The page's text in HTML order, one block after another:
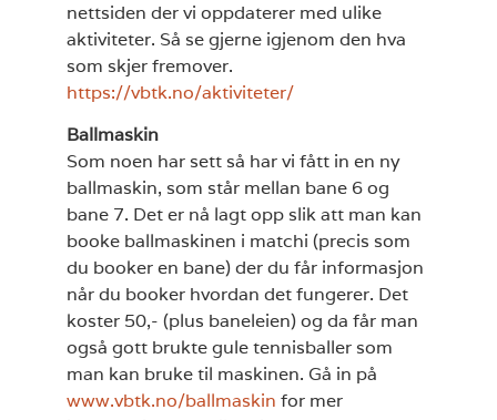
nettsiden der vi oppdaterer med ulike
aktiviteter. Så se gjerne igjenom den hva
som skjer fremover.
https://vbtk.no/aktiviteter/
Ballmaskin
Som noen har sett så har vi fått in en ny
ballmaskin, som står mellan bane 6 og
bane 7. Det er nå lagt opp slik att man kan
booke ballmaskinen i matchi (precis som
du booker en bane) der du får informasjon
når du booker hvordan det fungerer. Det
koster 50,- (plus baneleien) og da får man
også gott brukte gule tennisballer som
man kan bruke til maskinen. Gå in på
www.vbtk.no/ballmaskin for mer